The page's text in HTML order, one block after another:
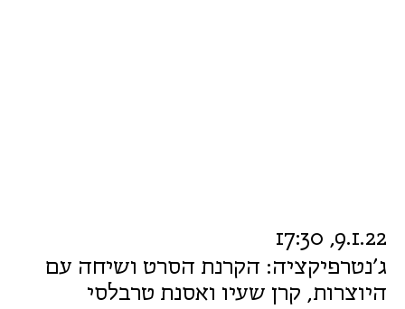
ג׳נטרפיקציה: הקרנת הסרט ושיחה עם
היוצרות, קרן שעיו ואסנת טרבלסי
9.1.22, 17:30